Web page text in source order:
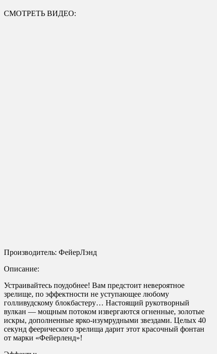
СМОТРЕТЬ ВИДЕО:
Производитель: ФейерЛэнд
Описание:
Устраивайтесь поудобнее! Вам предстоит невероятное
зрелище, по эффектности не уступающее любому
голливудскому блокбастеру… Настоящий рукотворный
вулкан — мощным потоком извергаются огненные, золотые
искры, дополненные ярко-изумрудными звездами. Целых 40
секунд феерического зрелища дарит этот красочный фонтан
от марки «Фейерленд»!